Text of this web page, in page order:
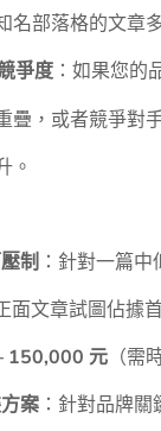
名部落格的文章
爭度：如果您的
疊，或者競爭對
。
制 ：針對一篇
面文章試圖佔據
150,000 元（需
案：針對品牌關